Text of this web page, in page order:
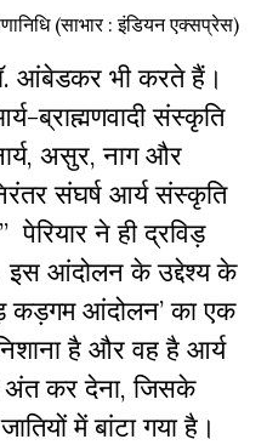
(साभार : इंडियन एक्सप्रेस)
आंबेडकर भी करते हैं।
ब्राह्मणवादी संस्कृति
असुर, नाग और
संघर्ष आर्य संस्कृति
ने ही द्रविड़
आंदोलन के उद्देश्य के
कड़गम आंदोलन’ का एक
है और वह है आर्य
अंत कर देना, जिसके
में बांटा गया है।